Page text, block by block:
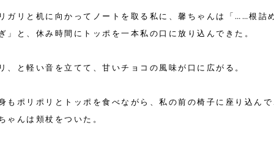
ガリと机に向かってノートを取る私に、馨ちゃんは「……根詰
」と、休み時間にトッポを一本私の口に放り込んできた。
、と軽い音を立てて、甘いチョコの風味が口に広がる。
もポリポリとトッポを食べながら、私の前の椅子に座り込ん
ゃんは頬杖をついた。